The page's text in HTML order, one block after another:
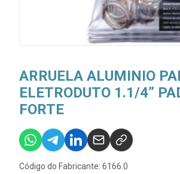
ARRUELA ALUMINIO
ELETRODUTO 1.1/4”
FORTE
Código do Fabricante: 6166.0